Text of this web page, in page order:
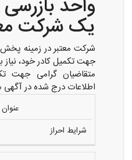
واحد
یک شرکت
شرکت معتبر در زمینه
جهت تکمیل کادر خود،
متقاضیان گرامی جهت
اطلاعات درج شده در آگهی
شرایط احراز